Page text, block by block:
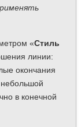
«Стиль
линии:
окончания
в конечной